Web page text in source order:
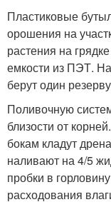
Пластиковые
орошения на
растения на
емкости из ПЭТ.
берут один
Поливочную
близости от
бокам кладут
наливают на 4/5
пробки в
расходования